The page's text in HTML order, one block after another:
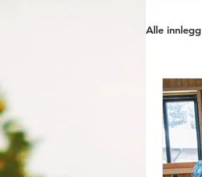
Alle innlegg
Kyst